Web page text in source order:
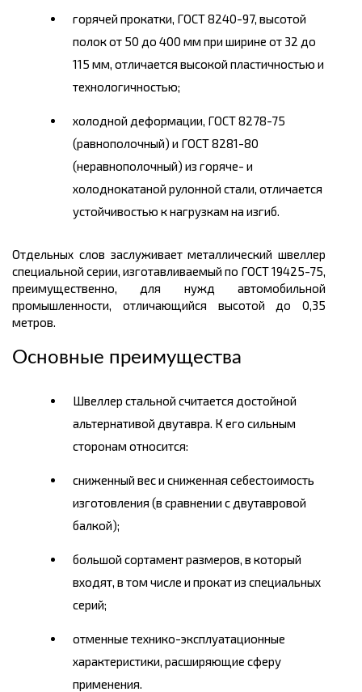
горячей прокатки, ГОСТ 8240-97, высотой
полок от 50 до 400 мм при ширине от 32 до
115 мм, отличается высокой пластичностью и
технологичностью;
холодной деформации, ГОСТ 8278-75
(равнополочный) и ГОСТ 8281-80
(неравнополочный) из горяче- и
холоднокатаной рулонной стали, отличается
устойчивостью к нагрузкам на изгиб.
Отдельных слов заслуживаетметаллический швеллер
специальной серии, изготавливаемый по ГОСТ 19425-75,
преимущественно, для нужд автомобильной
промышленности, отличающийся высотой до 0,35
метров.
Основные преимущества
Швеллер стальной считается достойной
альтернативой двутавра. К его сильным
сторонам относится:
сниженный вес и сниженная себестоимость
изготовления (в сравнении с двутавровой
балкой);
большой сортамент размеров, в который
входят, в том числе и прокат из специальных
серий;
отменные технико-эксплуатационные
характеристики, расширяющие сферу
применения.